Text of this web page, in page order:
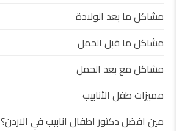
مشاكل ما بعد الولادة
مشاكل ما قبل الحمل
مشاكل مع بعد الحمل
مميزات طفل الأنابيب
مين افضل دكتور اطفال انابيب في الاردن؟